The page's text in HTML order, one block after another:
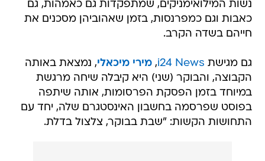
נשות המילואימניקים, שמתפקדות גם כאמהות, גם
כאבות וגם כמפרנסות, בזמן שאהוביהן מסכנים את
חייהם בשדה הקרב.
גם מגישת i24 News
,מירי מיכאלי, נמצאת באותה
הקבוצה, והבוקר (שני) היא קיבלה שיחה מרגשת
במיוחד בזמן הפסקת הפרסומות, אותה שיתפה
בפוסט שפרסמה בחשבון האינסטגרם שלה, יחד עם
התחושות הקשות: "שבת בבוקר, צלצול בדלת.